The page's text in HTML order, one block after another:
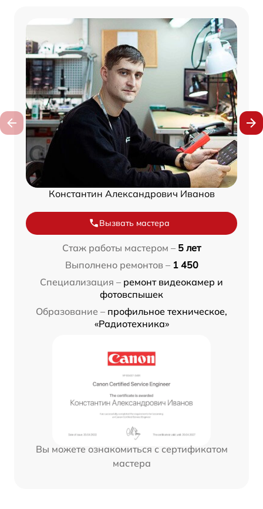
Константин Александрович Иванов
Вызвать мастера
Стаж работы мастером – 5 лет
Выполнено ремонтов – 1 450
Специализация – ремонт видеокамер и
фотовспышек
Образование – профильное техническое,
«Радиотехника»
Вы можете ознакомиться с сертификатом
мастера